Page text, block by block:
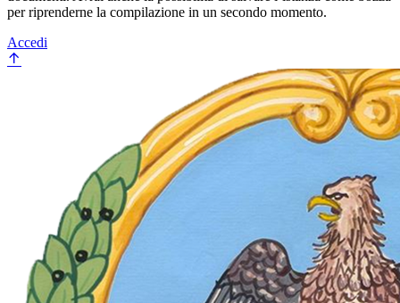
per riprenderne la compilazione in un secondo momento.
Accedi